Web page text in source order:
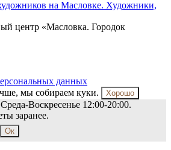
центр «Масловка. Городок
данных
мы собираем куки.
Хорошо
Воскресенье 12:00-20:00.
заранее.
Ок